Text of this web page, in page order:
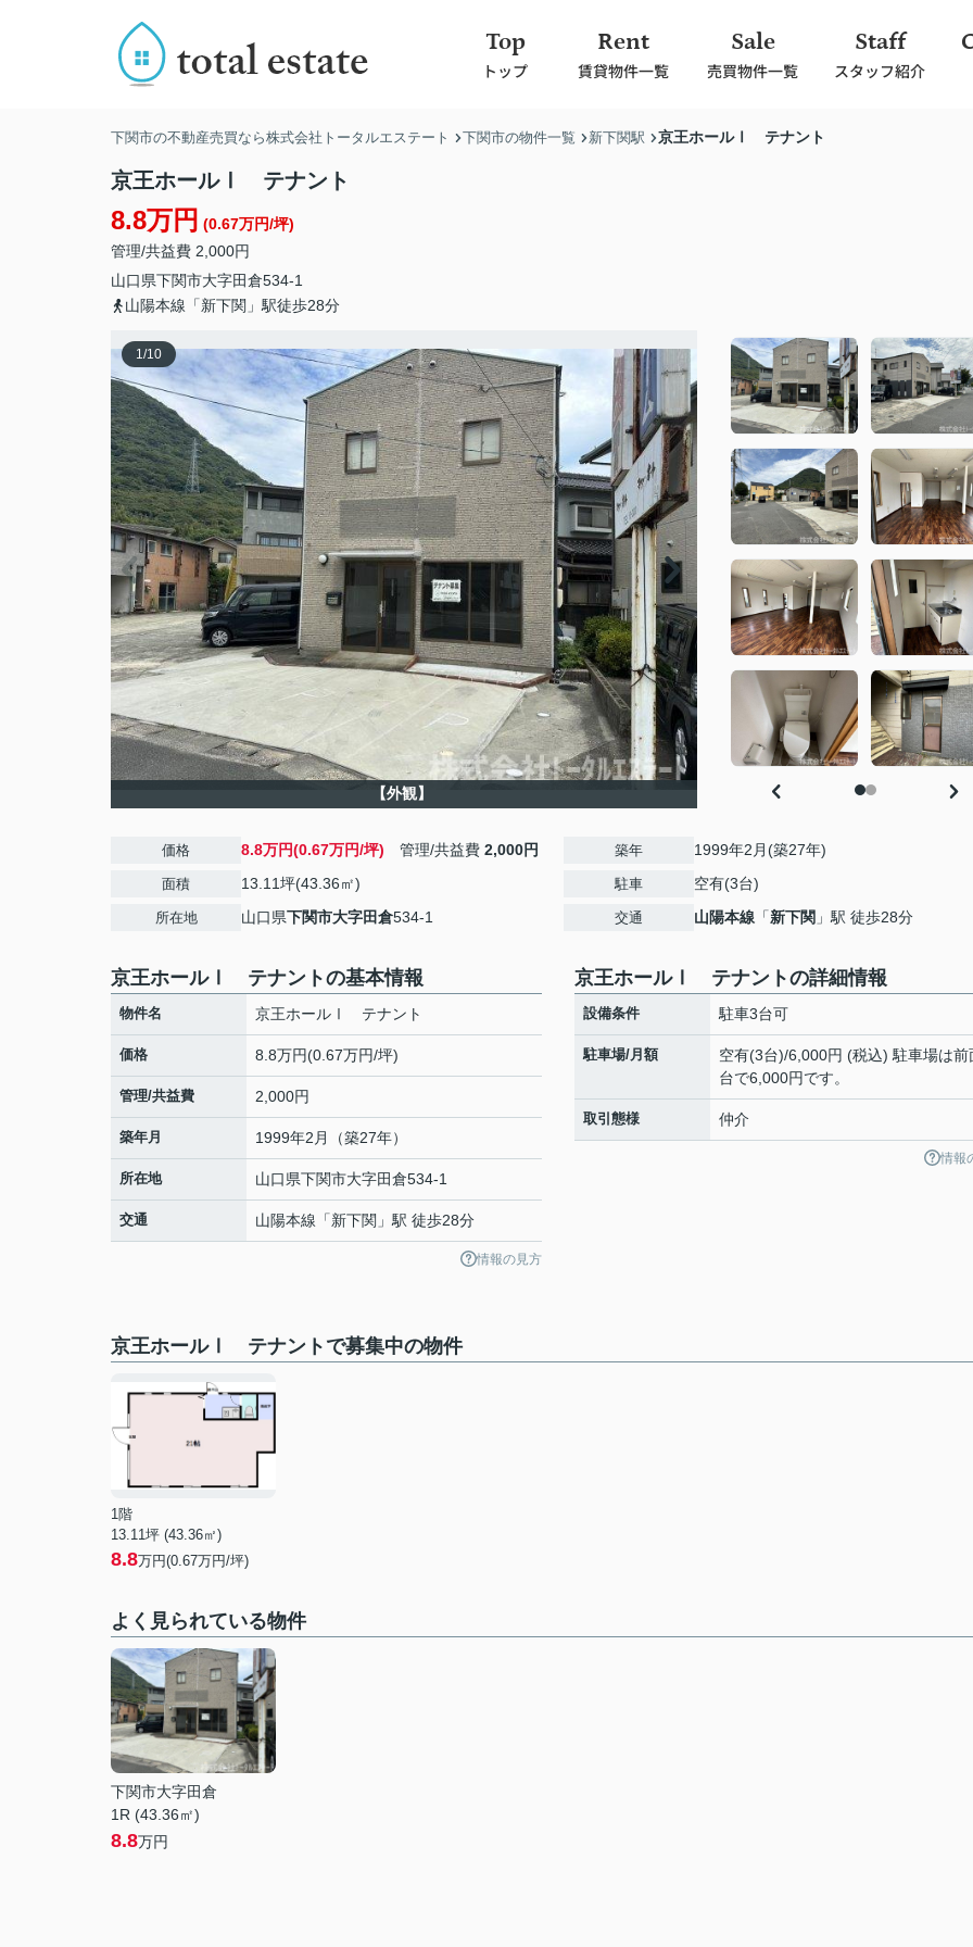
Top
トップ
Rent
賃貸物件一覧
Sale
売買物件一覧
Staff
スタッフ紹介
下関市の不動産売買なら株式会社トータルエステート 下関市の物件一覧 新下関駅 京王ホールⅠ テナント
京王ホールⅠ テナント
8.8万円 (0.67万円/坪)
管理/共益費 2,000円
山口県下関市大字田倉534-1
山陽本線「新下関」駅徒歩28分
1/10
【外観】
価格 8.8万円(0.67万円/坪) 管理/共益費 2,000円
面積 13.11坪(43.36㎡)
所在地 山口県下関市大字田倉534-1
築年 1999年2月(築27年)
駐車 空有(3台)
交通 山陽本線 「新下関 」駅 徒歩28分
京王ホールⅠ テナントの基本情報
物件名 京王ホールⅠ テナント
価格 8.8万円(0.67万円/坪)
管理/共益費 2,000円
築年月 1999年2月（築27年）
所在地 山口県下関市大字田倉534-1
交通 山陽本線 「新下関 」駅 徒歩28分
情報の見方
京王ホールⅠ テナントの詳細情報
設備条件 駐車3台可
駐車場/月額
空有(3台)/6,000円 (税込) 駐車場は前
台で6,000円です。
取引態様 仲介
情報
京王ホールⅠ テナントで募集中の物件
1階
13.11坪 (43.36㎡)
8.8万円(0.67万円/坪)
よく見られている物件
下関市大字田倉
1R (43.36㎡)
8.8万円